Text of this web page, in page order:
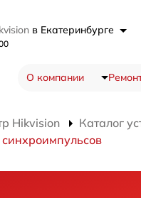
в Екатеринбурге
О компании
Hikvision Каталог